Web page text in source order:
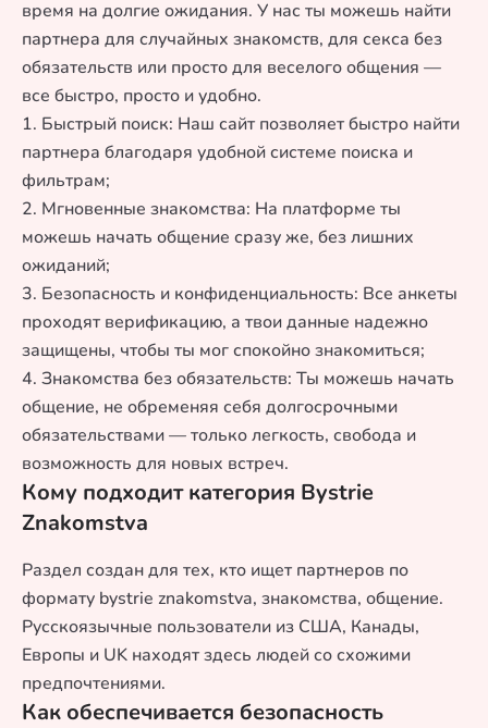
время на долгие ожидания. У нас ты можешь найти
партнера для случайных знакомств, для секса без
обязательств или просто для веселого общения —
все быстро, просто и удобно.
1. Быстрый поиск: Наш сайт позволяет быстро найти
партнера благодаря удобной системе поиска и
фильтрам;
2. Мгновенные знакомства: На платформе ты
можешь начать общение сразу же, без лишних
ожиданий;
3. Безопасность и конфиденциальность: Все анкеты
проходят верификацию, а твои данные надежно
защищены, чтобы ты мог спокойно знакомиться;
4. Знакомства без обязательств: Ты можешь начать
общение, не обременяя себя долгосрочными
обязательствами — только легкость, свобода и
возможность для новых встреч.
Кому подходит категория Bystrie
Znakomstva
Раздел создан для тех, кто ищет партнеров по
формату bystrie znakomstva, знакомства, общение.
Русскоязычные пользователи из США, Канады,
Европы и UK находят здесь людей со схожими
предпочтениями.
Как обеспечивается безопасность